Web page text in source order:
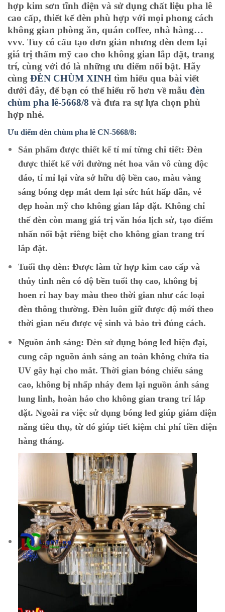
hợp kim sơn tĩnh điện và sử dụng chất liệu pha lê
cao cấp, thiết kế đèn phù hợp với mọi phong cách
không gian phòng ăn, quán coffee, nhà hàng…
vvv. Tuy có cấu tạo đơn giản nhưng đèn đem lại
giá trị thẩm mỹ cao cho không gian lắp đặt, trang
trí, cùng với đó là những ưu điểm nổi bật. Hãy
cùng ĐÈN CHÙM XINH tìm hiểu qua bài viết
dưới đây, để bạn có thể hiểu rõ hơn về mẫu đèn
chùm pha lê-5668/8 và đưa ra sự lựa chọn phù
hợp nhé.
Ưu điểm đèn chùm pha lê CN-5668/8:
Sản phẩm được thiết kế tỉ mỉ từng chi tiết: Đèn
được thiết kế với đường nét hoa văn vô cùng độc
đáo, tỉ mỉ lại vừa sở hữu độ bền cao, màu vàng
sáng bóng đẹp mắt đem lại sức hút hấp dẫn, vẻ
đẹp hoàn mỹ cho không gian lắp đặt. Không chỉ
thế đèn còn mang giá trị văn hóa lịch sử, tạo điểm
nhấn nổi bật riêng biệt cho không gian trang trí
lắp đặt.
Tuổi thọ đèn: Được làm từ hợp kim cao cấp và
thủy tinh nên có độ bền tuổi thọ cao, không bị
hoen rỉ hay bay màu theo thời gian như các loại
đèn thông thường. Đèn luôn giữ được độ mới theo
thời gian nếu được vệ sinh và bảo trì đúng cách.
Nguồn ánh sáng: Đèn sử dụng bóng led hiện đại,
cung cấp nguồn ánh sáng an toàn không chứa tia
UV gây hại cho mắt. Thời gian bóng chiếu sáng
cao, không bị nhấp nháy đem lại nguồn ánh sáng
lung linh, hoàn hảo cho không gian trang trí lắp
đặt. Ngoài ra việc sử dụng bóng led giúp giảm điện
năng tiêu thụ, từ đó giúp tiết kiệm chi phí tiền điện
hàng tháng.